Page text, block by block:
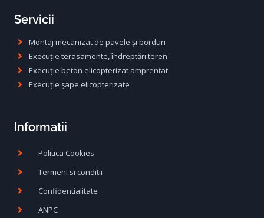
Servicii
Montaj mecanizat de pavele și borduri
Execuție terasamente, îndreptări teren
Execuție beton elicopterizat amprentat
Execuție șape elicopterizate
Informatii
Politica Cookies
Termeni si conditii
Confidentialitate
ANPC